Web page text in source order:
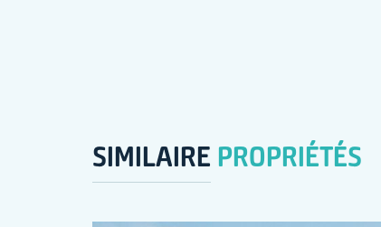
SIMILAIRE PROPRIÉTÉS